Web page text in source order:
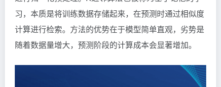
习，本质是将训练数据存储起来，在预测时通过相似度
计算进行检索。方法的优势在于模型简单直观，劣势是
随着数据量增大，预测阶段的计算成本会显著增加。